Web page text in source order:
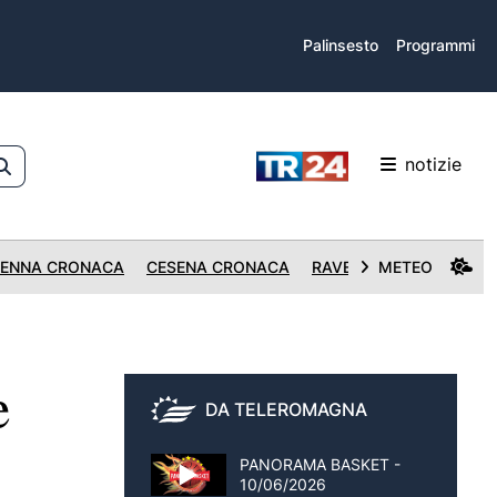
Palinsesto Programmi
notizie
CRONACA CESENA CRONACA RAVENNA CRONACA
METEO
DA TELEROMAGNA
PANORAMA BASKET -
10/06/2026